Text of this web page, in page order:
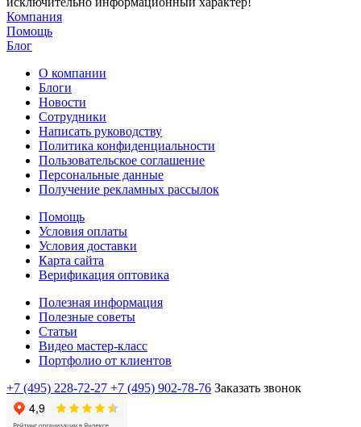
Компания
Помощь
Блог
О компании
Блоги
Новости
Сотрудники
Написать руководству
Политика конфиденциальности
Пользовательское соглашение
Персональные данные
Получение рекламных рассылок
Помощь
Условия оплаты
Условия доставки
Карта сайта
Верификация оптовика
Полезная информация
Полезные советы
Статьи
Видео мастер-класс
Портфолио от клиентов
+7 (495) 228-72-27 +7 (495) 902-78-76 Заказать звонок